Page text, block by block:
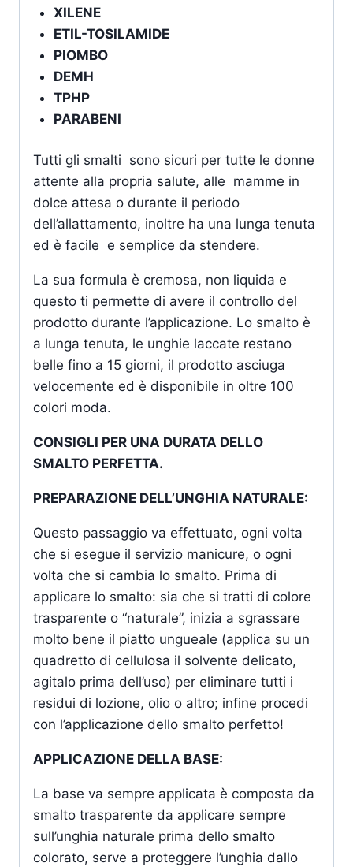
XILENE
ETIL-TOSILAMIDE
PIOMBO
DEMH
TPHP
PARABENI
Tutti gli smalti sono sicuri per tutte le donne
attente alla propria salute, alle mamme in
dolce attesa o durante il periodo
dell’allattamento, inoltre ha una lunga tenuta
ed è facile e semplice da stendere.
La sua formula è cremosa, non liquida e
questo ti permette di avere il controllo del
prodotto durante l’applicazione. Lo smalto è
a lunga tenuta, le unghie laccate restano
belle fino a 15 giorni, il prodotto asciuga
velocemente ed è disponibile in oltre 100
colori moda.
CONSIGLI PER UNA DURATA DELLO
SMALTO PERFETTA.
PREPARAZIONE DELL’UNGHIA NATURALE:
Questo passaggio va effettuato, ogni volta
che si esegue il servizio manicure, o ogni
volta che si cambia lo smalto. Prima di
applicare lo smalto: sia che si tratti di colore
trasparente o “naturale”, inizia a sgrassare
molto bene il piatto ungueale (applica su un
quadretto di cellulosa il solvente delicato,
agitalo prima dell’uso) per eliminare tutti i
residui di lozione, olio o altro; infine procedi
con l’applicazione dello smalto perfetto!
APPLICAZIONE DELLA BASE:
La base va sempre applicata è composta da
smalto trasparente da applicare sempre
sull’unghia naturale prima dello smalto
colorato, serve a proteggere l’unghia dallo